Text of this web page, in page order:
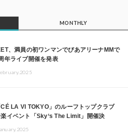
MONTHLY
、満員の初ワンマンでぴあアリーナMMで
年ライブ開催を発表
LA VI TOKYO」のルーフトップクラブ
イベント「Sky‘s The Limit」開催決